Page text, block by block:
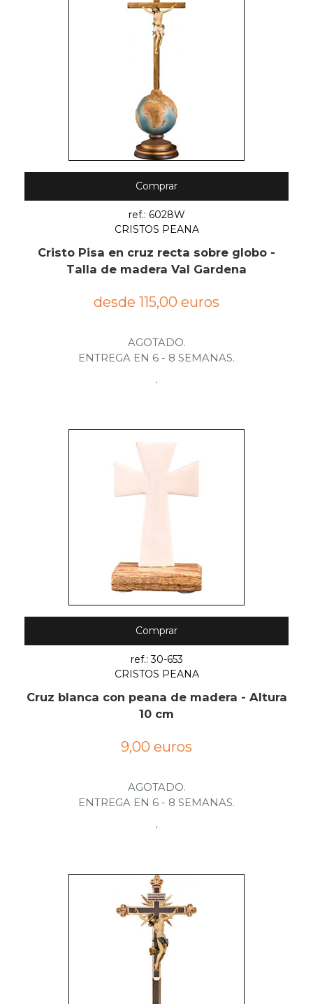
Comprar
ref.: 6028W
CRISTOS PEANA
Cristo Pisa en cruz recta sobre globo -
Talla de madera Val Gardena
desde 115,00 euros
AGOTADO.
ENTREGA EN 6 - 8 SEMANAS.
.
Comprar
ref.: 30-653
CRISTOS PEANA
Cruz blanca con peana de madera - Altura
10 cm
9,00 euros
AGOTADO.
ENTREGA EN 6 - 8 SEMANAS.
.